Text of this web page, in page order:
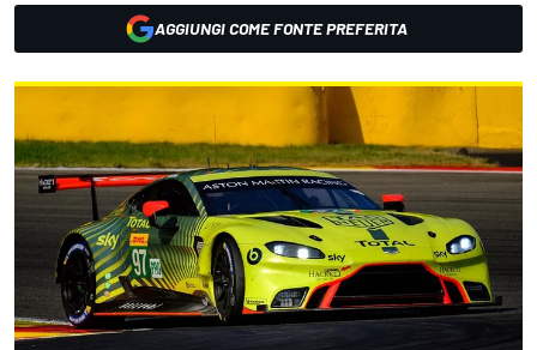
AGGIUNGI COME FONTE PREFERITA